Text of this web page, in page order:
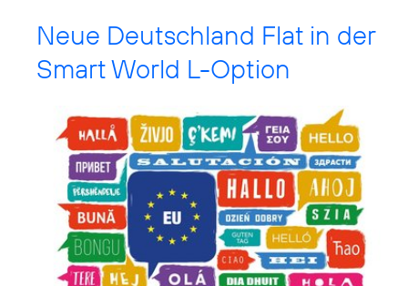
Neue Deutschland Flat in der
Smart World L-Option